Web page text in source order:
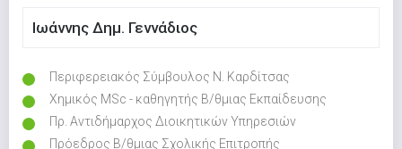
Ιωάννης Δημ. Γεννάδιος
Περιφερειακός Σύμβουλος Ν. Καρδίτσας
Χημικός MSc - καθηγητής Β/θμιας Εκπαίδευσης
Πρ. Αντιδήμαρχος Διοικητικών Υπηρεσιών
Πρόεδρος Β/θμιας Σχολικής Επιτροπής